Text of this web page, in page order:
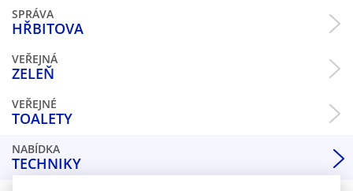
SPRÁVA
HŘBITOVA
VEŘEJNÁ
ZELEŇ
VEŘEJNÉ
TOALETY
NABÍDKA
TECHNIKY